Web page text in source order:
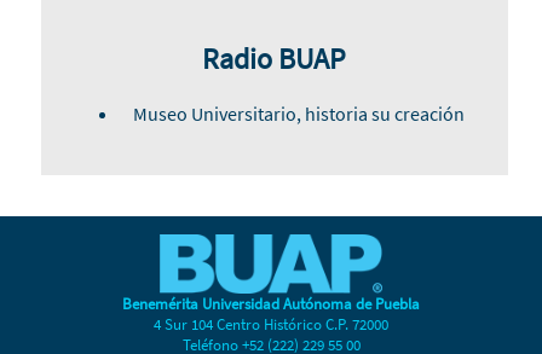
Radio BUAP
Museo Universitario, historia su creación
Benemérita Universidad Autónoma de Puebla
4 Sur 104 Centro Histórico C.P. 72000
Teléfono +52 (222) 229 55 00